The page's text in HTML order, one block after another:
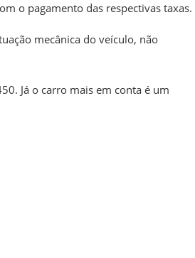
o pagamento das respectivas taxas.
mecânica do veículo, não
Já o carro mais em conta é um